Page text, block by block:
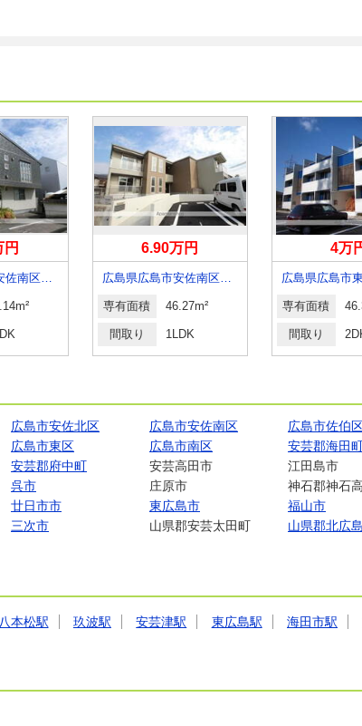
円
広島県広島市安佐南区大町東２丁目
6.90万円
広島県広島市安佐南区伴東７丁目
専有面積 46.27m²
間取り 1LDK
4万
専有面積
間取り
広島市安佐北区 広島市安佐南区
広島市佐伯
広島市東区 広島市南区
安芸郡海田
安芸郡府中町 安芸高田市
江田島市
呉市 庄原市
神石郡神石
廿日市市 東広島市
福山市
三次市 山県郡安芸太田町 山県郡北広
八本松駅 玖波駅 安芸津駅 東広島駅 海田市駅